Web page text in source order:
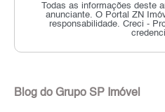
Todas as informações deste
anunciante. O Portal ZN
responsabilidade. Creci -
Blog do Grupo SP Imóvel